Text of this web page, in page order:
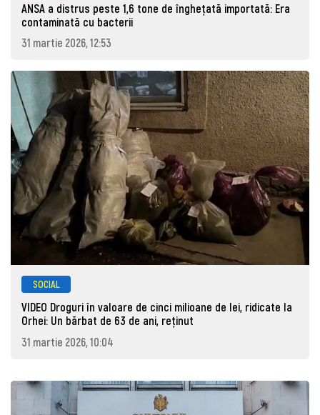
ANSA a distrus peste 1,6 tone de înghețată importată: Era
contaminată cu bacterii
31 martie 2026, 12:53
SOCIAL
VIDEO Droguri în valoare de cinci milioane de lei, ridicate la
Orhei: Un bărbat de 63 de ani, reţinut
31 martie 2026, 10:04